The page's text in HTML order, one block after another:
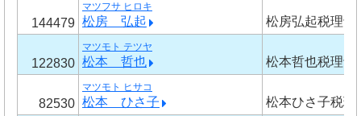
144479
マツフサ ヒロキ
松房 弘起 松房弘起税理士
122830
マツモト テツヤ
松本 哲也 松本哲也税理士
82530
マツモト ヒサコ
松本 ひさ子 松本ひさ子税理